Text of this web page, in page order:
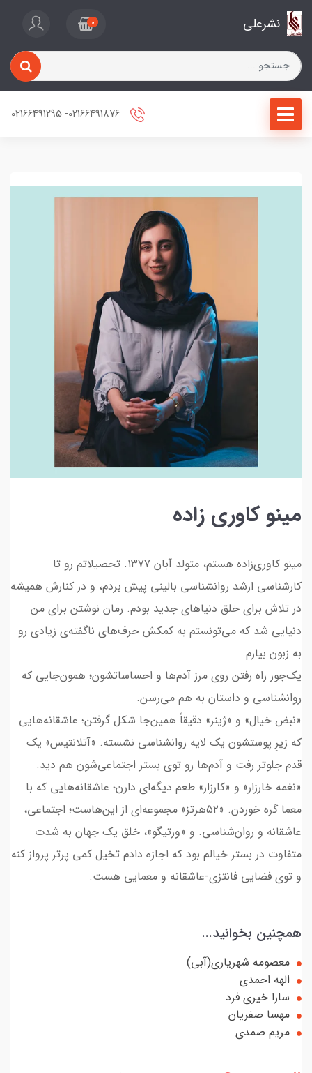
نشرعلی 0
مینو کاوری زاده
مینو کاوری‌زاده‌ هستم، متولد آبان ۱۳۷۷. تحصیلاتم رو تا
کارشناسی ارشد روانشناسی بالینی پیش بردم، و در کنارش همیشه
در تلاش برای خلق دنیاهای جدید بودم. رمان نوشتن برای من
دنیایی شد که می‌تونستم به کمکش حرف‌های ناگفته‌ی زیادی رو
به زبون بیارم.
یک‌جور راه رفتن روی مرز آدم‌ها و احساساتشون؛ همون‌جایی که
روانشناسی و داستان به هم می‌رسن.
«نبض خیال» و «ژینر» دقیقاً همین‌جا شکل گرفتن؛ عاشقانه‌هایی
که زیرِ پوستشون یک لایه روانشناسی نشسته. «آتلانتیس» یک
قدم جلوتر رفت و آدم‌ها رو توی بستر اجتماعی‌شون هم دید.
«نغمه خارزار» و «کارزار» طعم دیگه‌ای دارن؛ عاشقانه‌هایی که با
معما گره خوردن. «۵۲هرتز» مجموعه‌ای از این‌هاست؛ اجتماعی،
عاشقانه و روان‌شناسی. و «ورتیگو»، خلق یک جهان به شدت
متفاوت در بستر خیالم بود که اجازه دادم تخیل کمی پرتر پرواز کنه
و توی فضایی فانتزی-عاشقانه و معمایی هست.
همچنین بخوانید...
معصومه شهریاری(آبی)
الهه احمدی
سارا خیری فرد
مهسا صفریان
مریم صمدی